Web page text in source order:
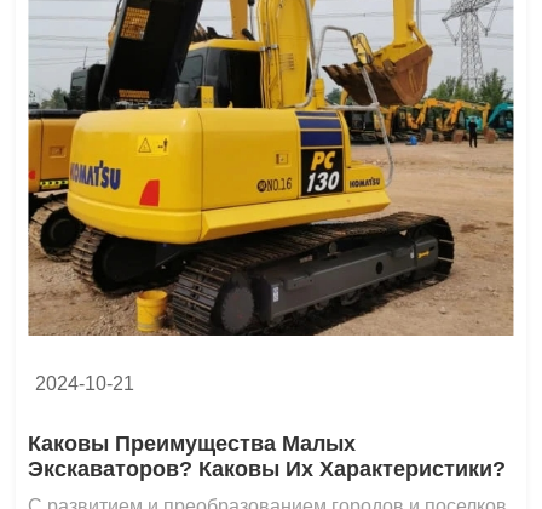
2024-10-21
Каковы Преимущества Малых
Экскаваторов? Каковы Их Характеристики?